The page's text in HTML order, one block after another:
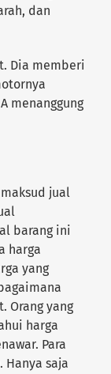
dan
Dia memberi
menanggung
jual
barang ini
harga
yang
Orang yang
harga
Para
saja